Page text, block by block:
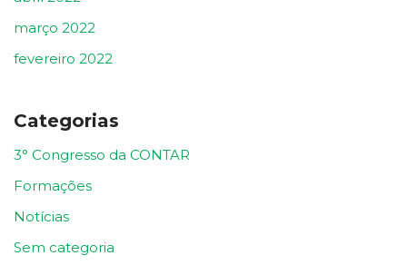
março 2022
fevereiro 2022
Categorias
3° Congresso da CONTAR
Formações
Notícias
Sem categoria